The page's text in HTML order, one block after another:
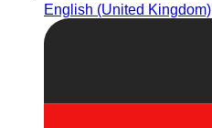
English (United Kingdom)